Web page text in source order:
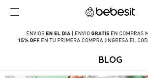

BLOG